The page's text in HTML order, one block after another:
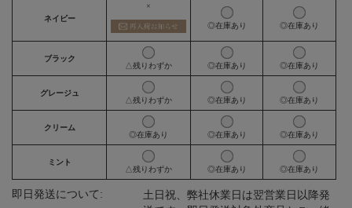
ネイビー
×
◎在庫あり ◎在庫あり
ブラック
△残りわずか
◎在庫あり ◎在庫あり
グレージュ
△残りわずか
◎在庫あり ◎在庫あり
クリーム
◎在庫あり
◎在庫あり ◎在庫あり
ミント
△残りわずか
◎在庫あり ◎在庫あり
即日発送について:
土日祝、弊社休業日は翌営業日以降発